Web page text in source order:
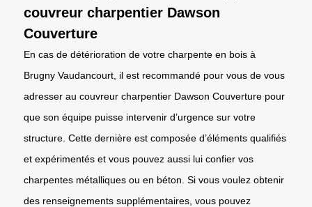
couvreur charpentier Dawson
Couverture
En cas de détérioration de votre charpente en bois à
Brugny Vaudancourt, il est recommandé pour vous de vous
adresser au couvreur charpentier Dawson Couverture pour
que son équipe puisse intervenir d’urgence sur votre
structure. Cette dernière est composée d’éléments qualifiés
et expérimentés et vous pouvez aussi lui confier vos
charpentes métalliques ou en béton. Si vous voulez obtenir
des renseignements supplémentaires, vous pouvez